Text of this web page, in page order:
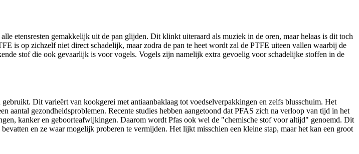
etensresten gemakkelijk uit de pan glijden. Dit klinkt uiteraard als muziek in de oren, maar helaas is dit toch
is op zichzelf niet direct schadelijk, maar zodra de pan te heet wordt zal de PTFE uiteen vallen waarbij de
stof die ook gevaarlijk is voor vogels. Vogels zijn namelijk extra gevoelig voor schadelijke stoffen in de
Dit varieërt van kookgerei met antiaanbaklaag tot voedselverpakkingen en zelfs blusschuim. Het
aantal gezondheidsproblemen. Recente studies hebben aangetoond dat PFAS zich na verloop van tijd in het
kanker en geboorteafwijkingen. Daarom wordt Pfas ook wel de "chemische stof voor altijd" genoemd. Dit
en ze waar mogelijk proberen te vermijden. Het lijkt misschien een kleine stap, maar het kan een groot